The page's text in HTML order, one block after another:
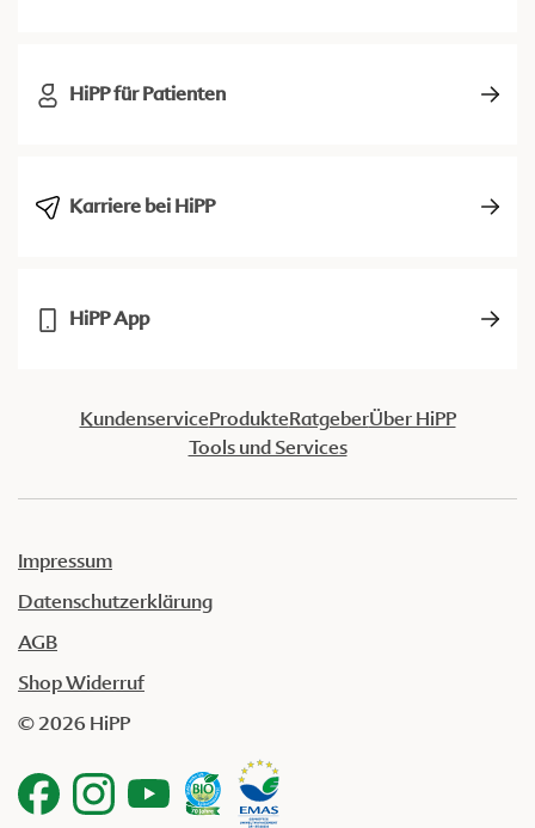
HiPP für Patienten
Karriere bei HiPP
HiPP App
KundenserviceProdukteRatgeberÜber HiPP
Tools und Services
Impressum
Datenschutzerklärung
AGB
Shop Widerruf
© 2026 HiPP